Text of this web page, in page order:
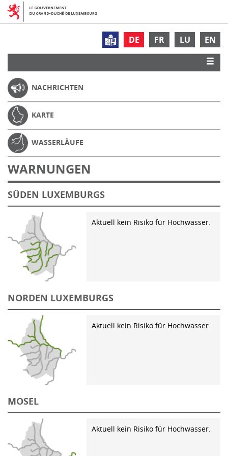
DE FR LU EN
NACHRICHTEN
KARTE
WASSERLÄUFE
WARNUNGEN
SÜDEN LUXEMBURGS
Aktuell kein Risiko für Hochwasser.
NORDEN LUXEMBURGS
Aktuell kein Risiko für Hochwasser.
MOSEL
Aktuell kein Risiko für Hochwasser.